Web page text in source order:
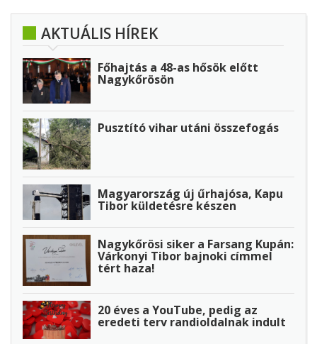
AKTUÁLIS HÍREK
Főhajtás a 48-as hősök előtt
Nagykőrösön
Pusztító vihar utáni összefogás
Magyarország új űrhajósa, Kapu
Tibor küldetésre készen
Nagykőrösi siker a Farsang Kupán:
Várkonyi Tibor bajnoki címmel
tért haza!
20 éves a YouTube, pedig az
eredeti terv randioldalnak indult